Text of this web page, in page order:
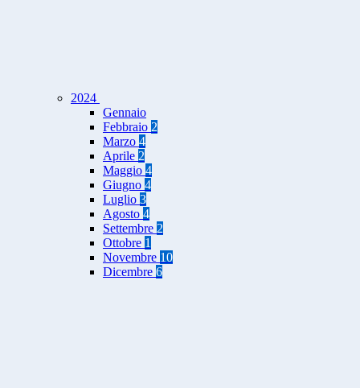
2024
Gennaio
Febbraio 2
Marzo 4
Aprile 2
Maggio 4
Giugno 4
Luglio 3
Agosto 4
Settembre 2
Ottobre 1
Novembre 10
Dicembre 6